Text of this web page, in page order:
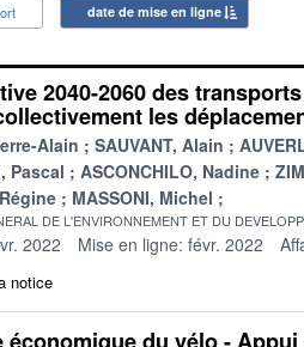
date de mise en ligne
2040-2060 des
les
Alain SAUVANT, Alain
Pascal
ASCONCHILO, Nadine
MASSONI, Michel
DE L'ENVIRONNEMENT ET DU
2022 Mise en ligne: févr. 2022
notice
économique du vélo -